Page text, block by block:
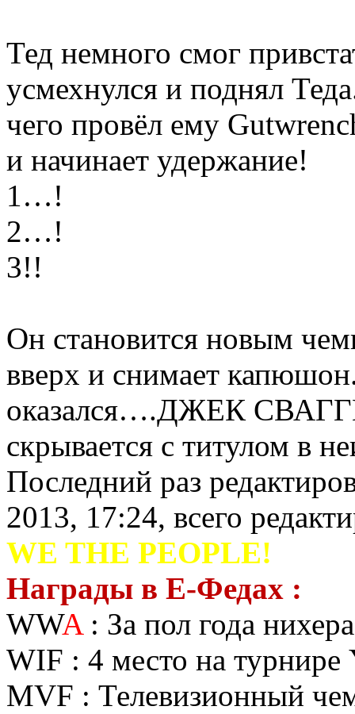
Тед немного смог
усмехнулся и поднял
чего провёл ему
и начинает удержание!
1…!
2…!
3!!
Он становится новым
вверх и снимает
оказался….ДЖЕК
скрывается c титулом в
Последний раз
2013, 17:24, всего
WE THE PEOPLE!
Награды в Е-Федах :
WWA: За пол года
WIF : 4 место на
MVF : Телевизионный